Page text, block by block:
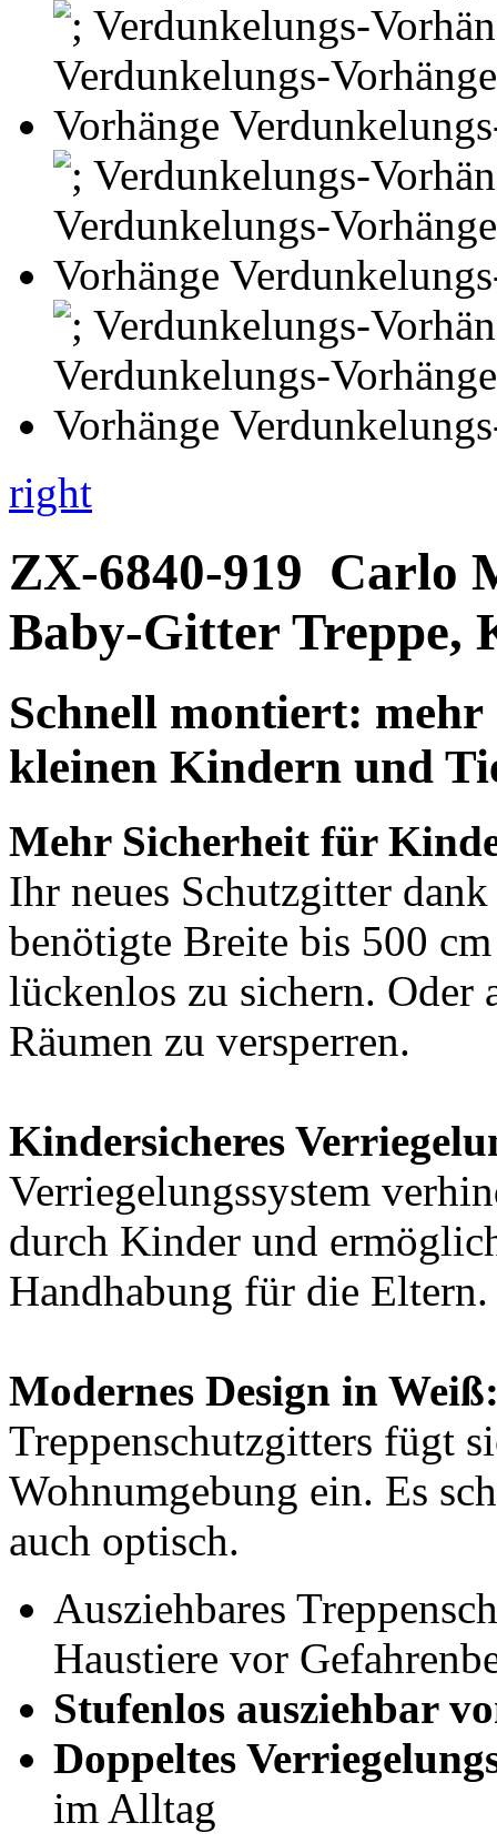
right
ZX-6840-919 Carlo
Baby-Gitter Treppe,
Schnell montiert:
kleinen Kindern und
Mehr Sicherheit für
Ihr neues Schutzgitter
benötigte Breite bis 500
lückenlos zu sichern. Oder
Räumen zu versperren.
Kindersicheres
Verriegelungssystem
durch Kinder und
Handhabung für die Eltern.
Modernes Design in
Treppenschutzgitters fügt
Wohnumgebung ein. Es
auch optisch.
Ausziehbares
Haustiere vor
Stufenlos ausziehbar
Doppeltes
im Alltag